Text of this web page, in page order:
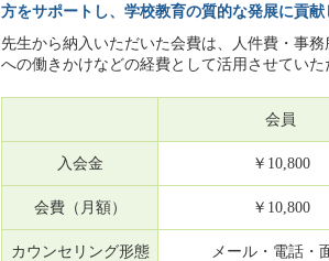
方をサポートし、学校教育の質的な発展に貢献
先生から納入いただいた会費は、人件費・事
への働きかけなどの経費として活用させていた
会員
入会金 ￥10,800
会費（月額） ￥10,800
カウンセリング形態 メール・電話・